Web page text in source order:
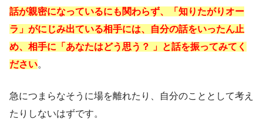
話が親密になっているにも関わらず、「知りたがりオー
ラ」がにじみ出ている相手には、自分の話をいったん止
め、相手に「あなたはどう思う？ 」と話を振ってみてく
ださい。
急につまらなそうに場を離れたり、自分のこととして考え
たりしないはずです。